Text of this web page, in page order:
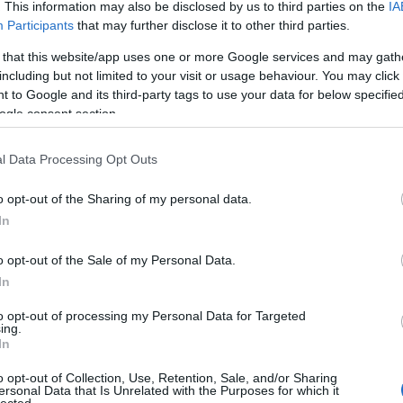
This information may also be disclosed by us to third parties on the
Participants that may further disclose it to other third parties.
that this website/app uses one or more Google services and may
but not limited to your visit or usage behaviour. You may
to Google and its third-party tags to use your data for below
consent section.
Data Processing Opt Outs
opt-out of the Sharing of my personal data.
opt-out of the Sale of my Personal Data.
opt-out of processing my Personal Data for Targeted
opt-out of Collection, Use, Retention, Sale, and/or Sharing
Data that Is Unrelated with the Purposes for which it